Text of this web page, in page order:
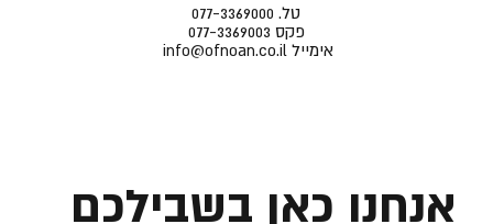
טל. 077-3369000
פקס 077-3369003
אימייל info@ofnoan.co.il
אנחנו כאן בשבילכם